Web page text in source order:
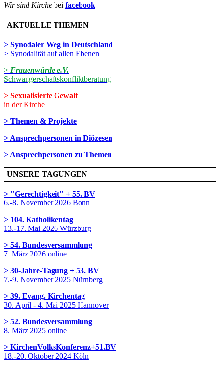
Wir sind Kirche bei facebook
AKTUELLE THEMEN
> Synodaler Weg in Deutschland
> Synodalität auf allen Ebenen
> Frauenwürde e.V.
Schwangerschaftskonfliktberatung
> Sexualisierte Gewalt
in der Kirche
> Themen & Projekte
> Ansprechpersonen in Diözesen
> Ansprechpersonen zu Themen
UNSERE TAGUNGEN
> "Gerechtigkeit" + 55. BV
6.-8. November 2026 Bonn
> 104. Katholikentag
13.-17. Mai 2026 Würzburg
> 54. Bundesversammlung
7. März 2026 online
> 30-Jahre-Tagung + 53. BV
7.-9. November 2025 Nürnberg
> 39. Evang. Kirchentag
30. April - 4. Mai 2025 Hannover
> 52. Bundesversammlung
8. März 2025 online
> KirchenVolksKonferenz+51.BV
18.-20. Oktober 2024 Köln